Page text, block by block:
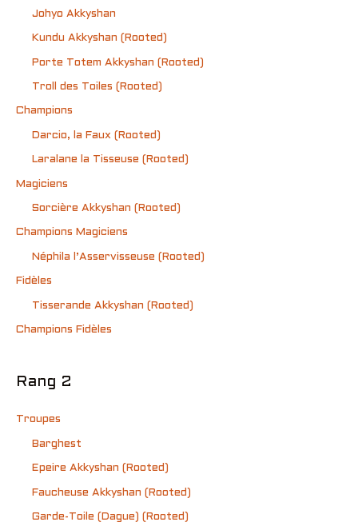
Johyo Akkyshan
Kundu Akkyshan (Rooted)
Porte Totem Akkyshan (Rooted)
Troll des Toiles (Rooted)
Champions
Darcio, la Faux (Rooted)
Laralane la Tisseuse (Rooted)
Magiciens
Sorcière Akkyshan (Rooted)
Champions Magiciens
Néphila l’Asservisseuse (Rooted)
Fidèles
Tisserande Akkyshan (Rooted)
Champions Fidèles
Rang 2
Troupes
Barghest
Epeire Akkyshan (Rooted)
Faucheuse Akkyshan (Rooted)
Garde-Toile (Dague) (Rooted)